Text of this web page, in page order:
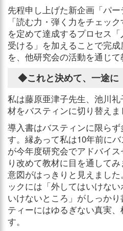
先程申し上げた新企画「パー
「読む力・弾く力をチェッ
を定めて達成するプロセス
受ける」を加えることで完
を、他研究会の活動を通じて
◆これと決めて、一途に
私は藤原亜津子先生、池川
材をバスティンに切り替えま
導入書はバスティンに限ら
す。縁あって私は10年前に
が今年度研究会でアドバイ
り改めて教材に目を通して
意図がはっきりと見えまし
ックには「外してはいけな
いけないところ」がしっか
ティーにはゆるぎない真実
す。